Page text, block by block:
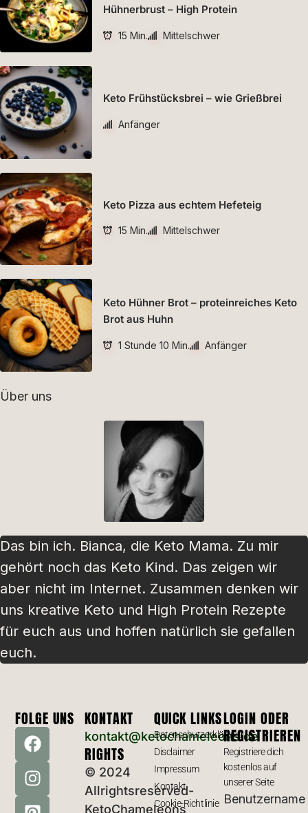
Hühnerbrust – High Protein
15 Min. Mittelschwer
Keto Frühstücksbrei – wie Grießbrei
Anfänger
Keto Pizza aus echtem Hefeteig
15 Min. Mittelschwer
Keto Hühner Brot – proteinreiches Keto
Brot aus Huhn
1 Stunde 10 Min. Anfänger
Über uns
Das bin ich. Bianca, die Keto Mama. Zu mir
gehört noch das Keto Kind. Das zeigen wir
aber nicht im Internet. Zusammen denken wir
uns kreative Keto und High Protein Rezepte
für euch aus und hoffen natürlich sie gefallen
euch.
FOLGE UNS KONTAKT
kontakt@ketochameleons.de
RIGHTS
© 2024
Allrightsreserved-
KetoChameleons
QUICK LINKS
Datenschutzerklärung
Disclaimer
Impressum
Kontakt
Cookie-Richtlinie
LOGIN ODER
REGISTRIEREN
Registriere dich
kostenlos auf
unserer Seite
Benutzername